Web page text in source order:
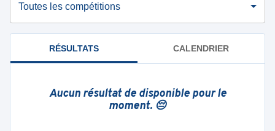
Toutes les compétitions
RÉSULTATS CALENDRIER
Aucun résultat de disponible pour le
moment. 😔